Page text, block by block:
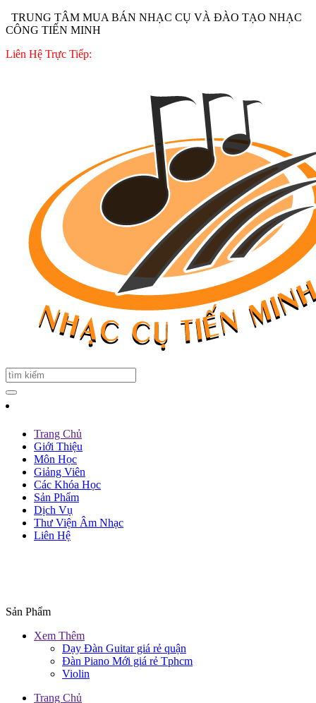
TRUNG TÂM MUA BÁN NHẠC CỤ VÀ ĐÀO TẠO NHẠC
CÔNG TIẾN MINH
Liên Hệ Trực Tiếp:
Trang Chủ
Giới Thiệu
Môn Học
Giảng Viên
Các Khóa Học
Sản Phẩm
Dịch Vụ
Thư Viện Âm Nhạc
Liên Hệ
Sản Phẩm
Xem Thêm
Dạy Đàn Guitar giá rẻ quận
Đàn Piano Mới giá rẻ Tphcm
Violin
Trang Chủ